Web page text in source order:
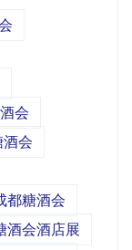
会
酒会
都糖酒会
酒会酒店展